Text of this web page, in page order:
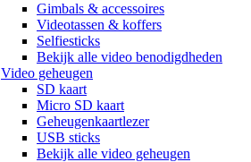
Gimbals & accessoires
Videotassen & koffers
Selfiesticks
Bekijk alle video benodigdheden
Video geheugen
SD kaart
Micro SD kaart
Geheugenkaartlezer
USB sticks
Bekijk alle video geheugen